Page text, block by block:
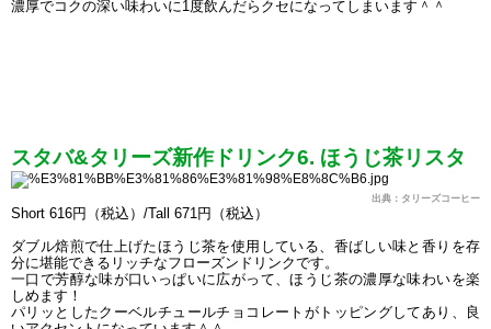
濃厚でコクの深い味わいに1度飲んだらクセになってしまいます＾＾
スタバ&タリーズ新作ドリンク6. ほうじ茶リスタ
出典：タリーズコーヒー
Short 616円（税込）/Tall 671円（税込）
ダブル焙煎で仕上げたほうじ茶を使用している、香ばしい味と香りを存
分に堪能できるリッチなフローズンドリンクです。
一口で芳醇な味が口いっぱいに広がって、ほうじ茶の濃厚な味わいを楽
しめます！
パリッとしたクーベルチュールチョコレートがトッピングしてあり、良